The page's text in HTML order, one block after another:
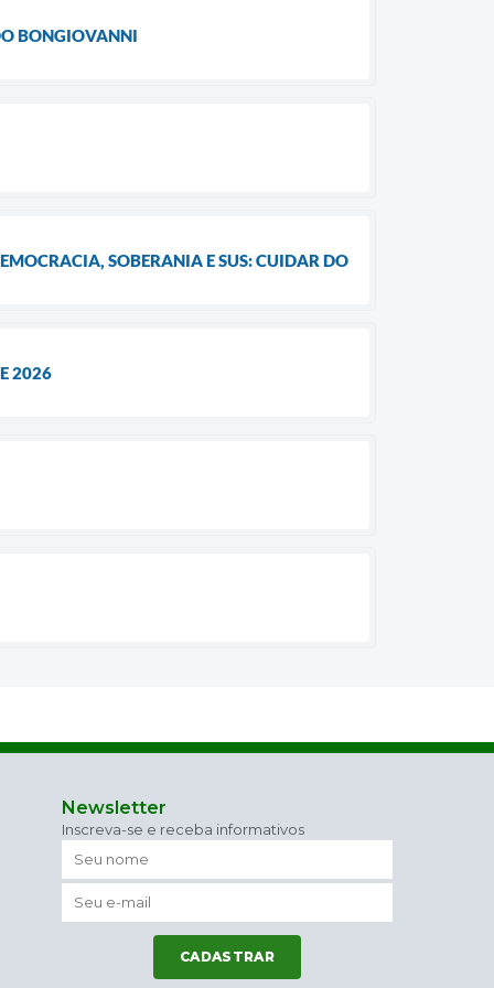
BONGIOVANNI
SOBERANIA E SUS: CUIDAR DO
2026
Newsletter
Inscreva-se e receba informativos
CADASTRAR